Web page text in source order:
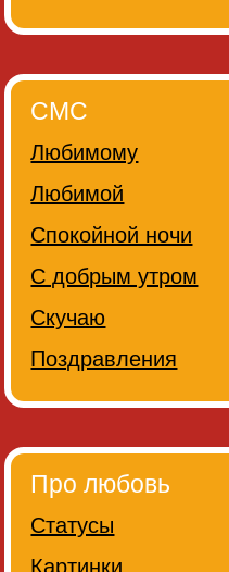
СМС
Любимому
Любимой
Спокойной ночи
С добрым утром
Скучаю
Поздравления
Про любовь
Статусы
Картинки